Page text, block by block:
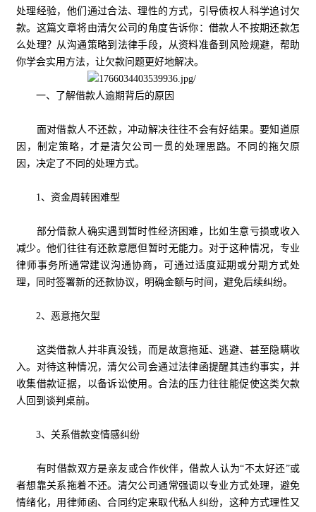
处理经验，他们通过合法、理性的方式，引导债权人科学追讨欠
款。这篇文章将由清欠公司的角度告诉你：借款人不按期还款怎
么处理？从沟通策略到法律手段，从资料准备到风险规避，帮助
你学会实用方法，让欠款问题更好地解决。
一、了解借款人逾期背后的原因
面对借款人不还款，冲动解决往往不会有好结果。要知道原
因，制定策略，才是清欠公司一贯的处理思路。不同的拖欠原
因，决定了不同的处理方式。
1、资金周转困难型
部分借款人确实遇到暂时性经济困难，比如生意亏损或收入
减少。他们往往有还款意愿但暂时无能力。对于这种情况，专业
律师事务所通常建议沟通协商，可通过适度延期或分期方式处
理，同时签署新的还款协议，明确金额与时间，避免后续纠纷。
2、恶意拖欠型
这类借款人并非真没钱，而是故意拖延、逃避、甚至隐瞒收
入。对待这种情况，清欠公司会通过法律函提醒其违约事实，并
收集借款证据，以备诉讼使用。合法的压力往往能促使这类欠款
人回到谈判桌前。
3、关系借款变情感纠纷
有时借款双方是亲友或合作伙伴，借款人认为“不太好还”或
者想靠关系拖着不还。清欠公司通常强调以专业方式处理，避免
情绪化，用律师函、合同约定来取代私人纠纷，这种方式理性又